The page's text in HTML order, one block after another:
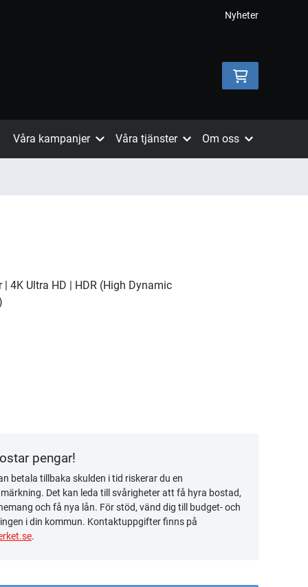
Nyheter
Våra kampanjer Våra tjänster Om oss
| 4K Ultra HD | HDR (High Dynamic
pengar!
betala tillbaka skulden i tid riskerar du en
Det kan leda till svårigheter att få hyra bostad,
och få nya lån. För stöd, vänd dig till budget- och
i din kommun. Kontaktuppgifter finns på
.